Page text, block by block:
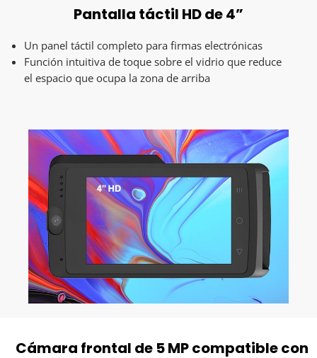
Pantalla táctil HD de 4”
Un panel táctil completo para firmas electrónicas
Función intuitiva de toque sobre el vidrio que reduce
el espacio que ocupa la zona de arriba
Cámara frontal de 5 MP compatible con